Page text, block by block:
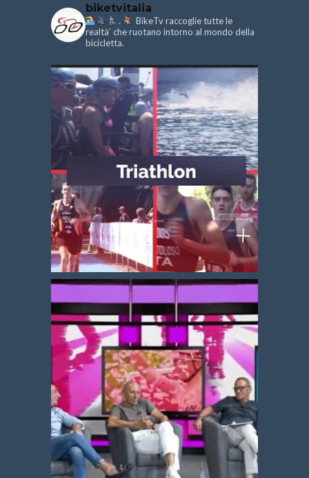
biketvitalia
.
BikeTv raccoglie tutte le
realtà’ che ruotano intorno al mondo della
bicicletta.